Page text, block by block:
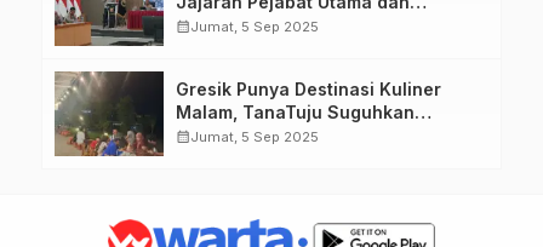
Kapolsek untuk Paparkan
calendar_monthJumat, 5 Sep 2025
Gresik Punya Destinasi Kuliner
Malam, TanaTuju Suguhkan
Makanan UMKM, Live Music, dan
calendar_monthJumat, 5 Sep 2025